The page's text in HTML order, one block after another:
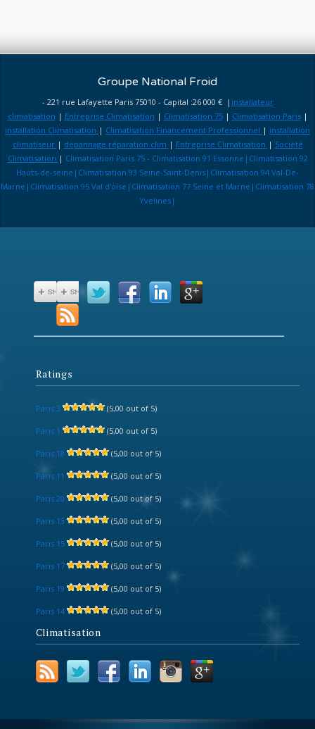
Groupe National Froid
- 221 rue Lafayette Paris 75010 - Capital :26 000 € | installateur
climatisation | Entreprise Climatisation | Climatisation 75| Climatisation Paris|
installation Climatisation | Climatisation Financement Professionnel | installation
climatiseur | depannage réparation clim | Entreprise Climatisation | Société
Climatisation | Climatisation Paris 75 - Climatisation 91 Essonne|Climatisation 92
Hauts-de-seine|Climatisation 93 Seine-Saint-Denis|Climatisation 94 Val-De-
Marne|Climatisation 95 Val d'oise|Climatisation 77 Seine et Marne|Climatisation 78
Yvelines|
Ratings
Paris 3 (5,00 out of 5)
Paris 1 (5,00 out of 5)
Paris 18 (5,00 out of 5)
Paris 11 (5,00 out of 5)
Paris 20 (5,00 out of 5)
Paris 13 (5,00 out of 5)
Paris 15 (5,00 out of 5)
Paris 17 (5,00 out of 5)
Paris 19 (5,00 out of 5)
Paris 14 (5,00 out of 5)
Climatisation